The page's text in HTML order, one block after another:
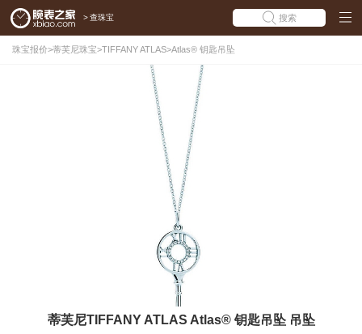
> 查珠宝 搜索
珠宝报价>蒂芙尼珠宝>TIFFANY ATLAS>Atlas® 钥匙吊坠
蒂芙尼TIFFANY ATLAS Atlas® 钥匙吊坠 吊坠